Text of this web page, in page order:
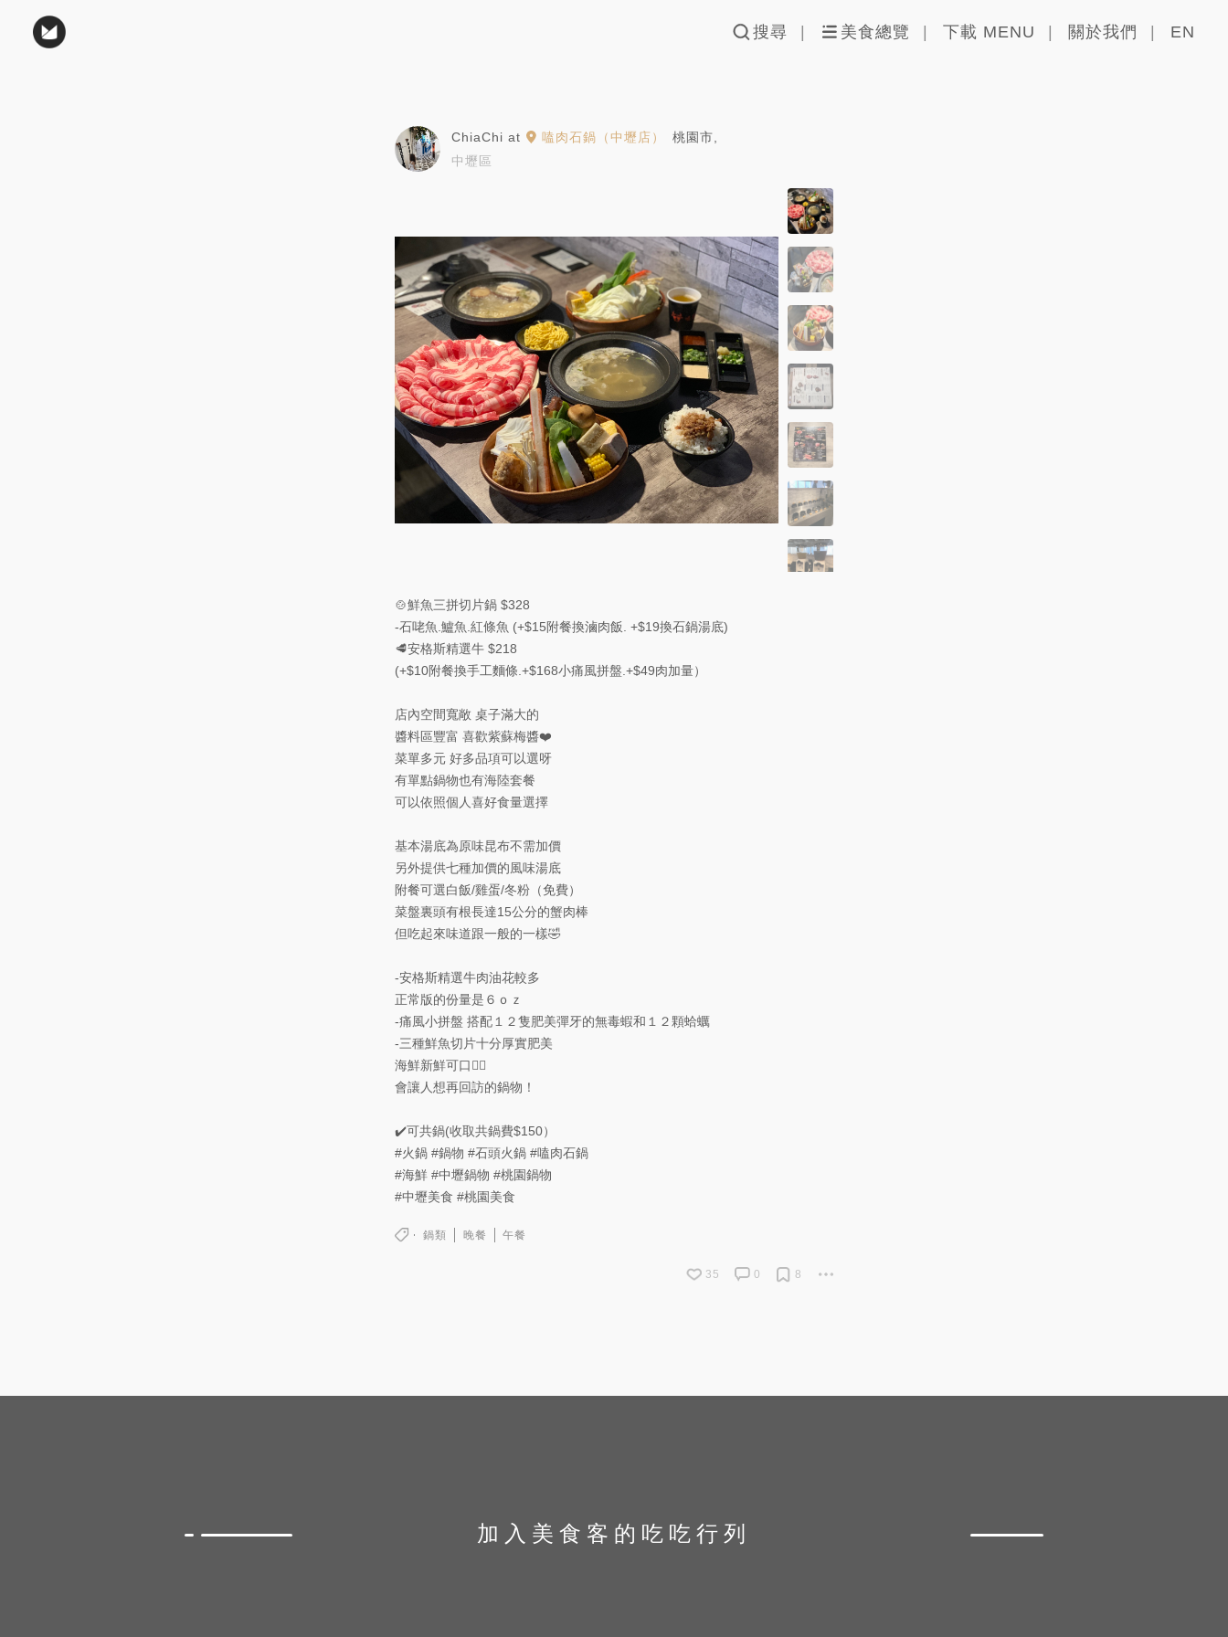
搜尋 美食總覽 下載 MENU 關於我們 EN
ChiaChi at 嗑肉石鍋（中壢店） 桃園市
中壢區
🍲鮮魚三拼切片鍋 $328
-石咾魚.鱸魚.紅條魚 (+$15附餐換滷肉飯. +$19換石鍋湯底)
🥩安格斯精選牛 $218
(+$10附餐換手工麵條.+$168小痛風拼盤.+$49肉加量）
店內空間寬敞 桌子滿大的
醬料區豐富 喜歡紫蘇梅醬❤️
菜單多元 好多品項可以選呀
有單點鍋物也有海陸套餐
可以依照個人喜好食量選擇
基本湯底為原味昆布不需加價
另外提供七種加價的風味湯底
附餐可選白飯/雞蛋/冬粉（免費）
菜盤裏頭有根長達15公分的蟹肉棒
但吃起來味道跟一般的一樣🤣
-安格斯精選牛肉油花較多
正常版的份量是６ｏｚ
-痛風小拼盤 搭配１２隻肥美彈牙的無毒蝦和１２顆蛤蠣
-三種鮮魚切片十分厚實肥美
海鮮新鮮可口👍🏼
會讓人想再回訪的鍋物！
✔️可共鍋(收取共鍋費$150）
#火鍋 #鍋物 #石頭火鍋 #嗑肉石鍋
#海鮮 #中壢鍋物 #桃園鍋物
#中壢美食 #桃園美食
鍋類 晚餐 午餐
35 0 8
加入美食客的吃吃行列